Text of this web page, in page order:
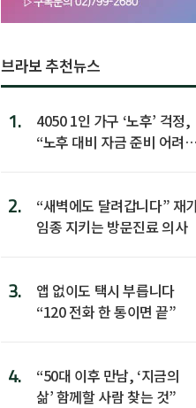
브라보 추천뉴스
1.
4050 1인 가구 ‘노후’ 걱정,
“노후 대비 자금 준비 어려
2.
“새벽에도 달려갑니다” 재
임종 지키는 방문진료 의사
3.
앱 없이도 택시 부릅니다
“120 전화 한 통이면 끝”
4.
“50대 이후 만남, ‘지금의
삶’ 함께할 사람 찾는 것”